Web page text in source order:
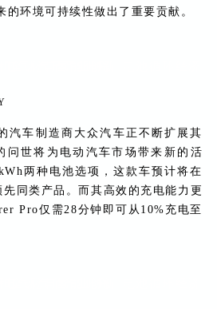
的环境可持续性做出了重要贡献。
汽车制造商大众汽车正不断扩展其
世将为电动汽车市场带来新的活
两种电池选项，这款车预计将在
同类产品。而其高效的充电能力更
Pro仅需28分钟即可从10%充电至